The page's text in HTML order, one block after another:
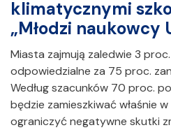
klimatycznymi
„Młodzi naukowcy
Miasta zajmują zaledwie 3
odpowiedzialne za 75 proc.
Według szacunków 70 proc.
będzie zamieszkiwać właśnie
ograniczyć negatywne skutki